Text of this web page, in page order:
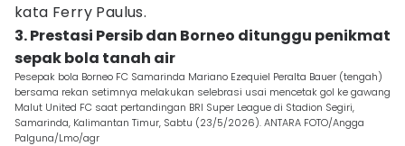
kata Ferry Paulus.
3. Prestasi Persib dan Borneo ditunggu penikmat
sepak bola tanah air
Pesepak bola Borneo FC Samarinda Mariano Ezequiel Peralta Bauer (tengah)
bersama rekan setimnya melakukan selebrasi usai mencetak gol ke gawang
Malut United FC saat pertandingan BRI Super League di Stadion Segiri,
Samarinda, Kalimantan Timur, Sabtu (23/5/2026). ANTARA FOTO/Angga
Palguna/Lmo/agr